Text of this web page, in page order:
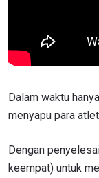
Dalam waktu
menyapu para
Dengan
keempat) untuk